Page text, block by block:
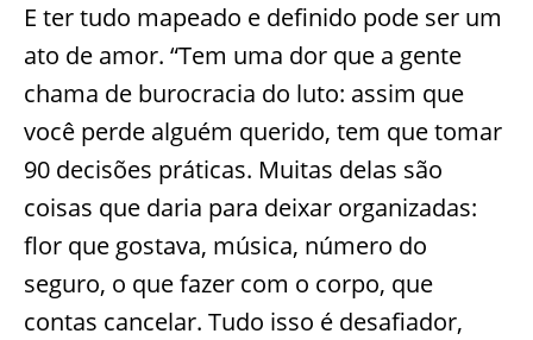
E ter tudo mapeado e definido pode ser um
ato de amor. “Tem uma dor que a gente
chama de burocracia do luto: assim que
você perde alguém querido, tem que tomar
90 decisões práticas. Muitas delas são
coisas que daria para deixar organizadas:
flor que gostava, música, número do
seguro, o que fazer com o corpo, que
contas cancelar. Tudo isso é desafiador,